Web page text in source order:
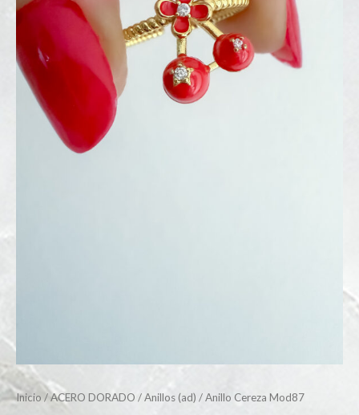
Inicio /ACERO DORADO /Anillos (ad) / Anillo Cereza Mod87